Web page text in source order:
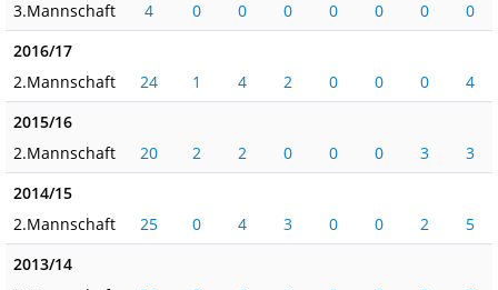
3.Mannschaft
4 0 0 0 0 0 0
0
2016/17
2.Mannschaft
24 1 4 2 0 0 0
4
2015/16
2.Mannschaft
20 2 2 0 0 0 3
3
2014/15
2.Mannschaft
25 0 4 3 0 0 2
5
2013/14